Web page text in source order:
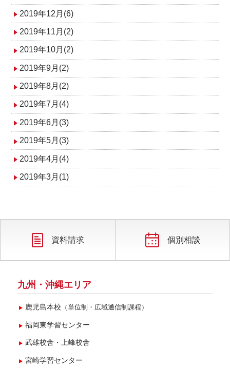
2019年12月(6)
2019年11月(2)
2019年10月(2)
2019年9月(2)
2019年8月(2)
2019年7月(4)
2019年6月(3)
2019年5月(3)
2019年4月(4)
2019年3月(1)
資料請求 個別相談
九州・沖縄エリア
鹿児島本校 （単位制・広域通信制課程）
福岡東学習センター
武雄校舎・上峰校舎
宮崎学習センター